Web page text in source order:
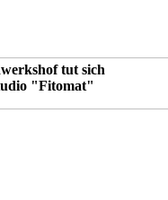
tut sich
"Fitomat"